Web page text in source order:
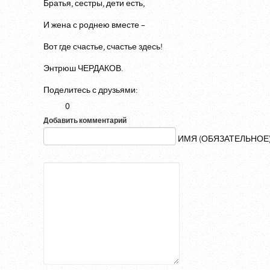
Братья, сестры, дети есть,
И жена с роднею вместе –
Вот где счастье, счастье здесь!
Энтрюш ЧЕРДАКОВ.
Поделитесь с друзьями:
0
Добавить комментарий
ИМЯ